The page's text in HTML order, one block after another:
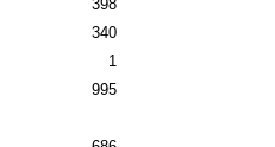
398
340
1
995